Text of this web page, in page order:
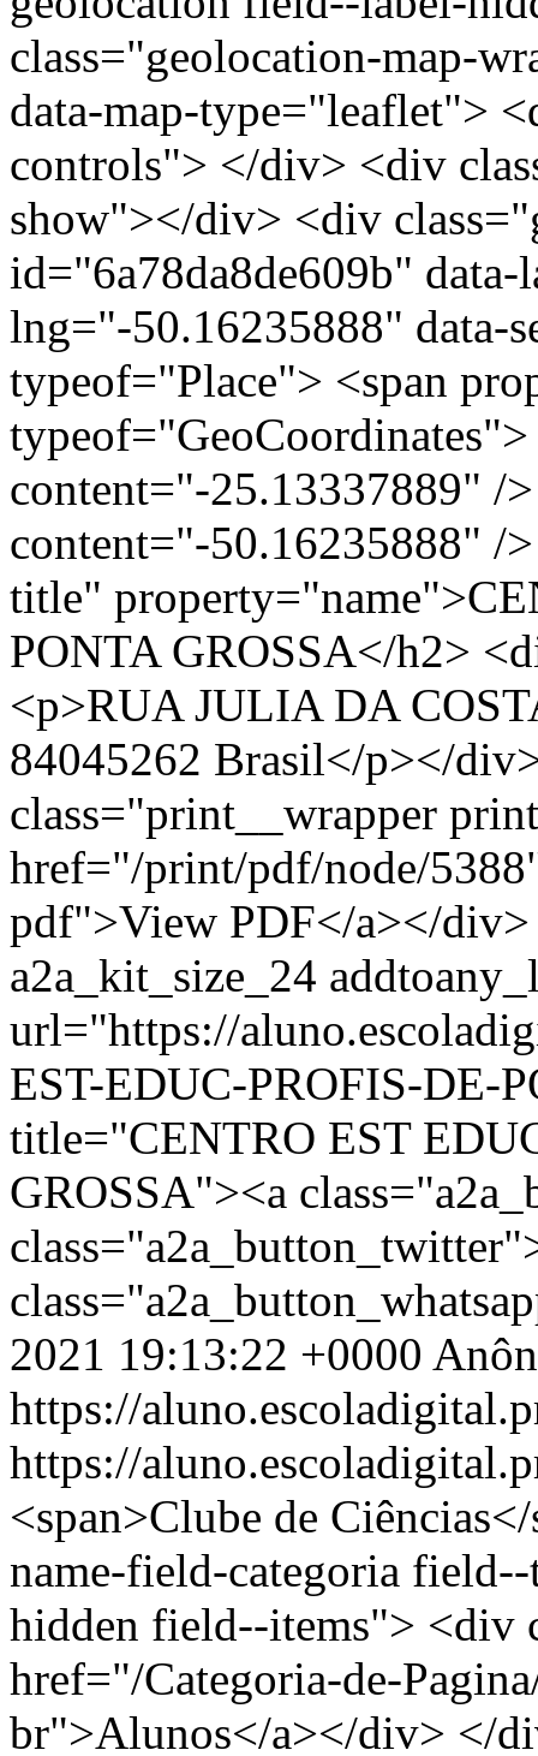
class="geolocation-map-
data-map-type="leaflet">
controls"> </div> <div
show"></div> <div
id="6a78da8de609b"
lng="-50.16235888" data-
typeof="Place"> <span
content="-25.13337889" /
content="-50.16235888" /
title"
PONTA GROSSA</h2>
<p>RUA JULIA DA
84045262 Brasil</p></
class="print__wrapper
href="/print/pdf/node/
pdf">View PDF</a></div>
a2a_kit_size_24
url="https://
EST-EDUC-PROFIS-DE-
title="CENTRO EST
GROSSA"><a
2021 19:13:22 +0000
https://
https://
<span>Clube de Ciências</span> <div class="field field--name-field-categoria field--type-entity-reference field--label-hidden field--items"> <div class="field--item"><a href="/Categoria-de-Pagina/Alunos" hreflang="pt-br">Alunos</a></div> </div> <span><span lang="" about="/usuario/DAYANE-CARDOSO-MENDES-DA-SILVA" typeof="schema:Person" property="schema:name" datatype="" content="dayanecardoso">DAYANE CARDOSO…</span></span> <span>qua, 10/11/2021 - 14:39</span> <div class="field field--name-field-texto field--type-text-long field--label-hidden field--item"><div class="panel panel-primary"> <div class="box-content panel-body"> <div class="hover-sombra"> </div> <p> </p> <blockquote> <p>Acompanhe as fases do processo:</p> </blockquote> <ul> <li><a href="https://www.documentador.pr.gov.br/documentador/pub.do?action=d&amp;uuid=@gtf-escriba-seed@1f2df48f-db04-4c6b-86e9-35a43fcbea06&amp;emPg=true" target="_blank">Edital n.º 133/2025 - GS/Seed</a> - Tornar Público o resultado dos recursos contra o resultado preliminar do processo de seleção interno “Meu Clube é Show”, regulamentado pelo Edital n.º 112/2025 – GS/SEED, referente à seleção de projetos dos clubes de ciência da Rede Pública Estadual de Educação do Paraná, conforme Anexo I deste Edital.</li> <li><a href="https://www.documentador.pr.gov.br/documentador/pub.do?action=d&amp;uuid=@gtf-escriba-seed@326b92b0-b24f-42dd-972c-430eb3344943&amp;emPg=true" target="_blank">Edital n.º 124/2025 - GS/Seed</a> - Tornar público o resultado final das inscrições homologadas para o processo de seleção interno “Meu Clube é Show”, regulamentado pelo Edital n.º 112/2025 – GS/Seed, referente à seleção de projetos dos clubes de ciência da rede pública estadual de educação do Paraná, conforme Anexo deste Edital.</li> <li><a href="https://www.documentador.pr.gov.br/documentador/pub.do?action=d&amp;uuid=@gtf-escriba-seed@e22c5a8a-08b0-437b-bc91-0550b8a9a7a5&amp;emPg=true" target="_blank">Edital n.º 123/2025 - GS/Seed</a> - Tornar público o resultado preliminar da Seleção dos Trabalhos para o processo de seleção interno “Meu Clube é Show”. Do resultado divulgado neste Edital cabe a interposição de recurso, no prazo previsto no subitem 6.1 do Edital n.º 112/2025 - GS/Seed.</li> <li><a href="https://www.documentador.pr.gov.br/documentador/pub.do?action=d&amp;uuid=@gtf-escriba-seed@1a6f1c8e-df0e-4501-9613-a0b8f41604c1&amp;emPg=true" target="_blank">Edital n.º 120/2025 - GS/Seed</a> - Tornar público o resultado preliminar com a lista de inscrições homologadas para o processo de seleção interno “Meu Clube é Show”. O período para interposição de recurso contra o resultado preliminar de homologação das inscrições é de 28 a 29 de outubro de 2025.</li> <li>Edital n.º 112/2025 - GS/Seed - <a href="https://www.documentador.pr.gov.br/documentador/pub.do?action=d&amp;uuid=@gtf-escriba-seed@f3d57d59-9dac-40b8-9422-fb8aefeb2d46&amp;emPg=true" target="_blank"><strong>Retificar </strong>o subitem “6.1” do item “6” do Cronograma”</a>.</li> <li><a href="https://www.documentador.pr.gov.br/documentador/pub.do?action=d&amp;uuid=@gtf-escriba-seed@cd4b2fdf-d7c1-4c27-ba26-ac86c5e647ab&amp;emPg=true" target="_blank">Edital n.º 112/2025 - GS/Seed</a> - Tornar público o presente Edital, que regulamenta o processo de seleção interno “Meu Clube é Show”, para a submissão de projetos dos clubes de ciência da rede pública estadual de educação do Paraná.</li> </ul> </div> </div> <p> </p> <p> </p> <div class="btgrid"> <div class="row row-1"> <div class="col col-md-6"> <div class="content"> <p> </p> <p> </p> <blockquote> <p>Assista ao vídeo e perceba como o <strong>Clube de Ciências</strong> tem contribuído para conscientizar a sociedade de que a ciência e a igualdade de gênero precisam estar juntas.</p> </blockquote> <p> </p> </div> </div> <div class="col col-md-2 col-md-offset-2"> <div class="content"> <p class="text-align-center"><iframe allowfullscreen="" frameborder="0" height="300" src="https://www.youtube.com/embed/2QANNIJU_zQ?si=s0obgHaBvPsIXiLG" width="169"></iframe></p> </div> </div> </div> </div> <p class="text-align-center"> </p> <p class="alert-box-celepar bg-cinza-azul-escuro text-align-center"><strong><span data-font-size="150%" style="font-size:150%">FICOU INTERESSADO(A)? SAIBA MAIS SOBRE O CLUBE DE CIÊNCIAS NO PARANÁ</span></strong></p> <p> </p> <div class="btgrid"> <div class="row row-1"> <div class="col col-md-3"> <div class="content"> </div> </div> <div class="col col-md-8">